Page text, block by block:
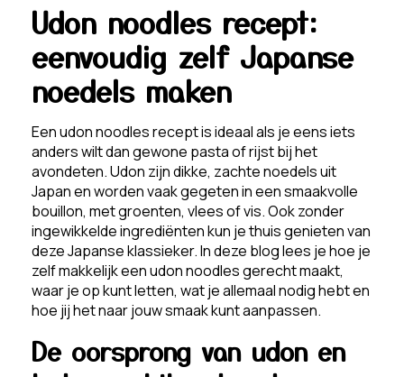
Udon noodles recept:
eenvoudig zelf Japanse
noedels maken
Een udon noodles recept is ideaal als je eens iets
anders wilt dan gewone pasta of rijst bij het
avondeten. Udon zijn dikke, zachte noedels uit
Japan en worden vaak gegeten in een smaakvolle
bouillon, met groenten, vlees of vis. Ook zonder
ingewikkelde ingrediënten kun je thuis genieten van
deze Japanse klassieker. In deze blog lees je hoe je
zelf makkelijk een udon noodles gerecht maakt,
waar je op kunt letten, wat je allemaal nodig hebt en
hoe jij het naar jouw smaak kunt aanpassen.
De oorsprong van udon en